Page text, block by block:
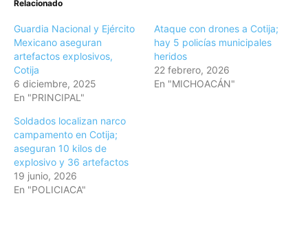
Relacionado
Guardia Nacional y Ejército
Mexicano aseguran
artefactos explosivos,
Cotija
6 diciembre, 2025
En "PRINCIPAL"
Ataque con drones a Cotija;
hay 5 policías municipales
heridos
22 febrero, 2026
En "MICHOACÁN"
Soldados localizan narco
campamento en Cotija;
aseguran 10 kilos de
explosivo y 36 artefactos
19 junio, 2026
En "POLICIACA"